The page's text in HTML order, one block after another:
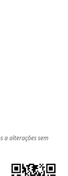
a alterações sem